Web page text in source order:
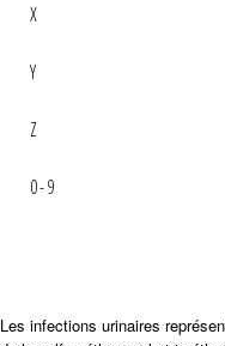
X
Y
Z
0-9
Les infections urinaires